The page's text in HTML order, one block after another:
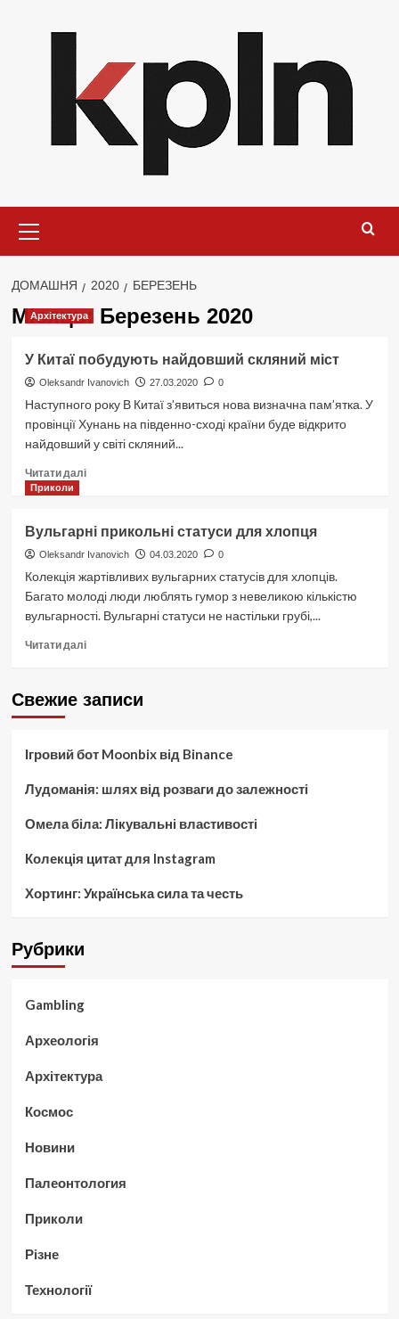
меню
ДОМАШНЯ 2020 БЕРЕЗЕНЬ
Місяць: Березень 2020
Архітектура
У Китаї побудують найдовший скляний міст
Oleksandr Ivanovich 27.03.2020 0
Наступного року В Китаї з’явиться нова визначна пам’ятка. У
провінції Хунань на південно-сході країни буде відкрито
найдовший у світі скляний...
Читати даліДокладніше
побудують
найдовший
скляний
міст
Приколи
Вульгарні прикольні статуси для хлопця
Oleksandr Ivanovich 04.03.2020 0
Колекція жартівливих вульгарних статусів для хлопців.
Багато молоді люди люблять гумор з невеликою кількістю
вульгарності. Вульгарні статуси не настільки грубі,...
Читати даліДокладніше
прикольні
статуси
Свежие записи
Ігровий бот Moonbix від Binance
Лудоманія: шлях від розваги до залежності
Омела біла: Лікувальні властивості
Колекція цитат для Instagram
Хортинг: Українська сила та честь
Рубрики
Gambling
Археологія
Архітектура
Космос
Новини
Палеонтология
Приколи
Різне
Технології